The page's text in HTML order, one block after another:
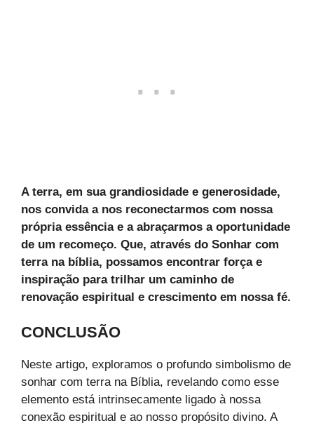
A terra, em sua grandiosidade e generosidade,
nos convida a nos reconectarmos com nossa
própria essência e a abraçarmos a oportunidade
de um recomeço. Que, através do Sonhar com
terra na bíblia, possamos encontrar força e
inspiração para trilhar um caminho de
renovação espiritual e crescimento em nossa fé.
CONCLUSÃO
Neste artigo, exploramos o profundo simbolismo de
sonhar com terra na Bíblia, revelando como esse
elemento está intrinsecamente ligado à nossa
conexão espiritual e ao nosso propósito divino. A